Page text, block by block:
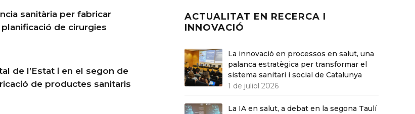
de cirurgies
de productes sanitaris
ACTUALITAT EN RECERCA I
INNOVACIÓ
La innovació en processos en salut, una
palanca estratègica per transformar el
sistema sanitari i social de Catalunya
1 de juliol 2026
La IA en salut, a debat en la segona Taulí